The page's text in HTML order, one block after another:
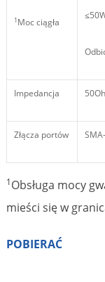
1 Moc ciągła
Impedancja 50Oh
Złącza portów
1Obsługa mocy
mieści się w
POBIERAĆ